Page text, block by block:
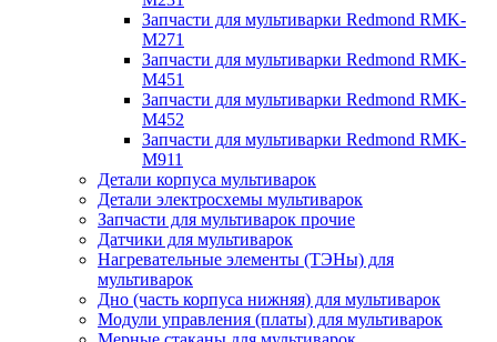
Запчасти для мультиварки Redmond RMK-
M271
Запчасти для мультиварки Redmond RMK-
M451
Запчасти для мультиварки Redmond RMK-
M452
Запчасти для мультиварки Redmond RMK-
M911
Детали корпуса мультиварок
Детали электросхемы мультиварок
Запчасти для мультиварок прочие
Датчики для мультиварок
Нагревательные элементы (ТЭНы) для
мультиварок
Дно (часть корпуса нижняя) для мультиварок
Модули управления (платы) для мультиварок